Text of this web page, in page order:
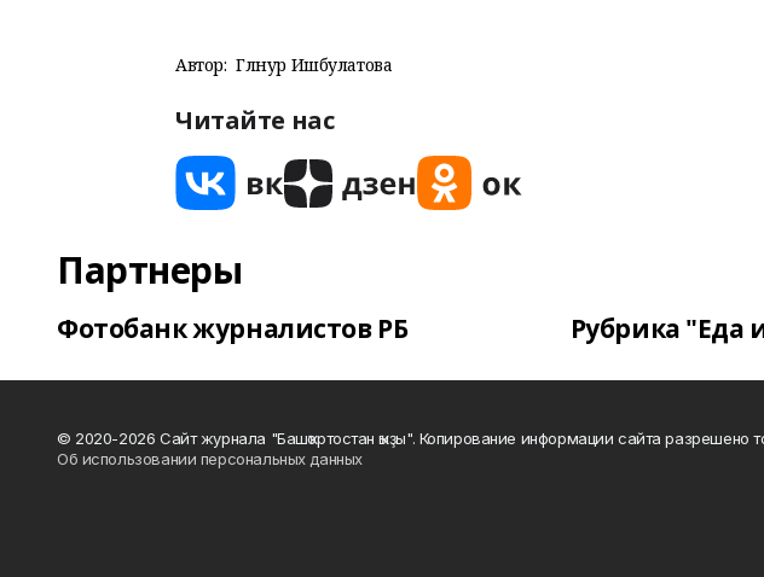
Автор: Гөлнур Ишбулатова
Читайте нас
Партнеры
Фотобанк журналистов РБ Рубрика "Еда
© 2020-2026 Сайт журнала "Башҡортостан ҡыҙы". Копирование информации сайта разрешено
Об использовании персональных данных